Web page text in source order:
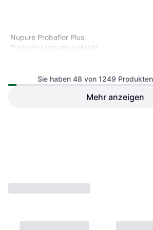
Nupure Probaflor Plus
Probiotics Intestinal Health
Sie haben 48 von 1249
Mehr anzeigen